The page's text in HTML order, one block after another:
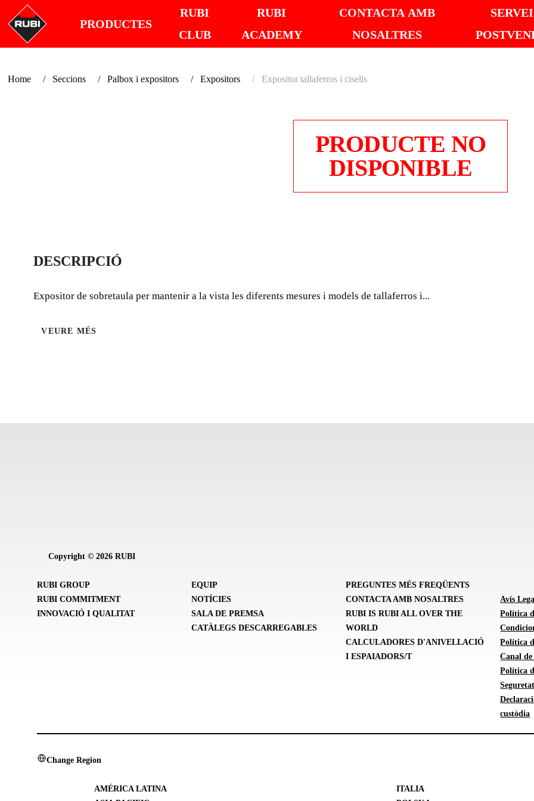
PRODUCTES
RUBI
CLUB
RUBI
ACADEMY
CONTACTA AMB
NOSALTRES
SERVEI
Home Seccions Palbox i expositors Expositors Expositor tallaferros i cisells
PRODUCTE NO
DISPONIBLE
DESCRIPCIÓ
Expositor de sobretaula per mantenir a la vista les diferents mesures i models de tallaferros i...
VEURE MÉS
Copyright © 2026 RUBI
RUBI GROUP
RUBI COMMITMENT
INNOVACIÓ I QUALITAT
EQUIP
NOTÍCIES
SALA DE PREMSA
CATÀLEGS DESCARREGABLES
PREGUNTES MÉS FREQÜENTS
CONTACTA AMB NOSALTRES
RUBI IS RUBI ALL OVER THE
WORLD
CALCULADORES D'ANIVELLACIÓ
I ESPAIADORS/T
Avís
Política
Política
Canal de
Política
custòdia
Change Region
AMÉRICA LATINA
ITALIA